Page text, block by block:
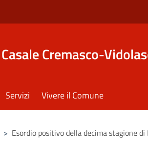
Cremasco-
Servizi Vivere il Comune
> Esordio positivo della decima stagione